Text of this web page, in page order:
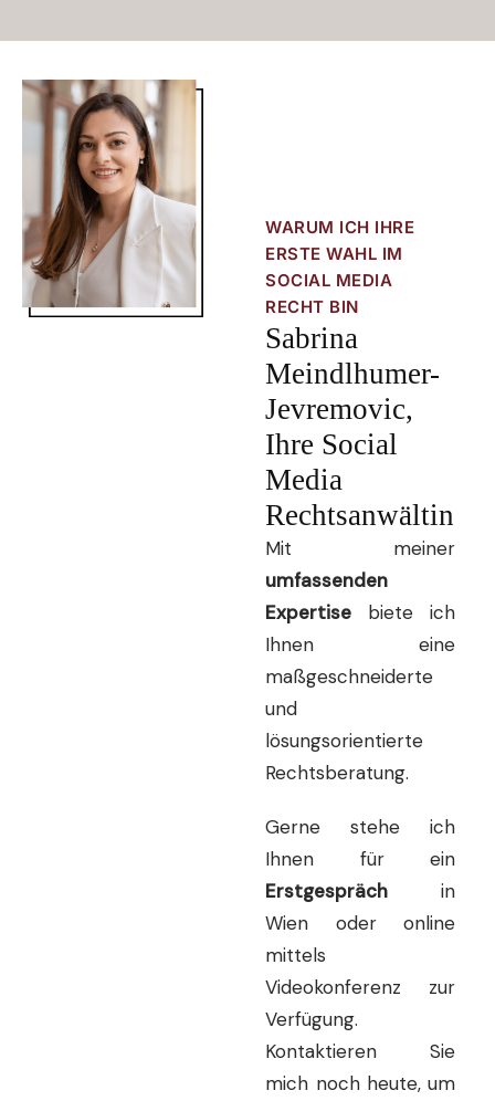
WARUM ICH IHRE
ERSTE WAHL IM
SOCIAL MEDIA
RECHT BIN
Sabrina
Meindlhumer-
Jevremovic,
Ihre Social
Media
Rechtsanwältin
Mit meiner
umfassenden
Expertise biete ich
Ihnen eine
maßgeschneiderte
und
lösungsorientierte
Rechtsberatung.
Gerne stehe ich
Ihnen für ein
Erstgespräch in
Wien oder online
mittels
Videokonferenz zur
Verfügung.
Kontaktieren Sie
mich noch heute, um